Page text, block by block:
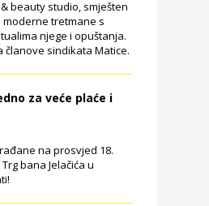
beauty studio, smješten
moderne tretmane s
njege i opuštanja.
članove sindikata Matice.
za veće plaće i
na prosvjed 18.
bana Jelačića u